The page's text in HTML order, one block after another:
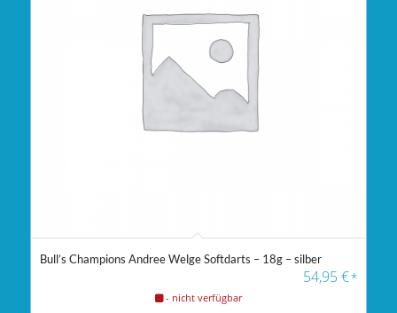
5.00
Bull’s Champions Andree Welge Softdarts – 18g – silber
54,95€*
- nicht verfügbar